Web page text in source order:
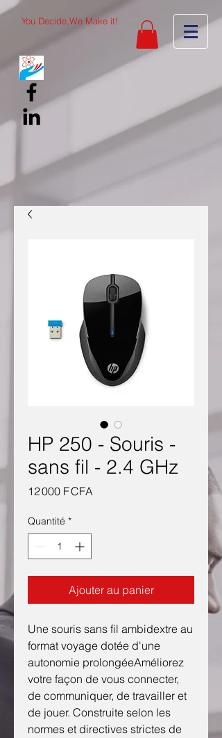
You Decide,We Make it!
HP 250 - Souris -
sans fil - 2.4 GHz
12 000 F CFA
Quantité *
Ajouter au panier
Une souris sans fil ambidextre au
format voyage dotée d'une
autonomie prolongéeAméliorez
votre façon de vous connecter,
de communiquer, de travailler et
de jouer. Construite selon les
normes et directives strictes de